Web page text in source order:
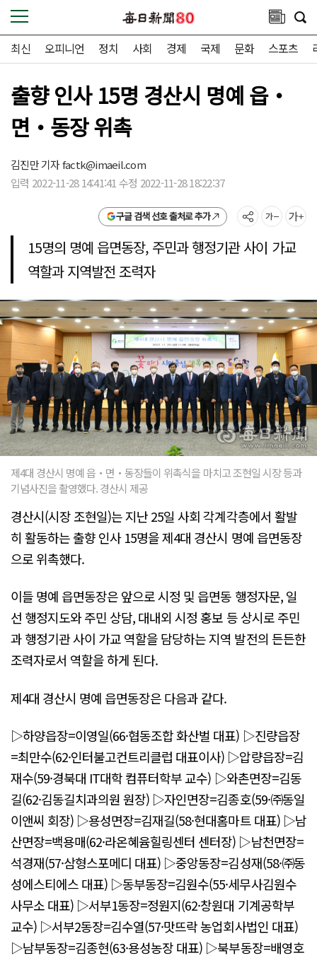
최신 오피니언 정치 사회 경제 국제 문화 스포츠
출향 인사 15명 경산시 명예 읍‧
면‧동장 위촉
김진만 기자factk@imaeil.com
입력 2022-11-28 14:41:41 수정 2022-11-28 18:22:37
구글 검색 선호 출처로 추가
15명의 명예 읍면동장, 주민과 행정기관 사이 가교
역할과 지역발전 조력자
제4대 경산시 명예 읍‧면‧동장들이 위촉식을 마치고 조현일 시장 등과
기념사진을 촬영했다. 경산시 제공
경산시(시장 조현일)는 지난 25일 사회 각계각층에서 활발
히 활동하는 출향 인사 15명을 제4대 경산시 명예 읍면동장
으로 위촉했다.
이들 명예 읍면동장은 앞으로 시정 및 읍면동 행정자문, 일
선 행정지도와 주민 상담, 대내외 시정 홍보 등 상시로 주민
과 행정기관 사이 가교 역할을 담당하는 지역 발전의 든든한
조력자로서 역할을 하게 된다.
제4대 경산시 명예 읍면동장은 다음과 같다.
▷하양읍장=이영일(66·협동조합 화산벌 대표) ▷진량읍장
=최만수(62·인터불고컨트리클럽 대표이사) ▷압량읍장=김
재수(59·경북대 IT대학 컴퓨터학부 교수) ▷와촌면장=김동
길(62·김동길치과의원 원장) ▷자인면장=김종호(59·㈜동일
이앤씨 회장) ▷용성면장=김재길(58·현대홈마트 대표) ▷남
산면장=백용매(62·라온혜윰힐링센터 센터장) ▷남천면장=
석경재(57·삼형스포메디 대표) ▷중앙동장=김성재(58·㈜동
성에스티에스 대표) ▷동부동장=김원수(55·세무사김원수
사무소 대표) ▷서부1동장=정원지(62·창원대 기계공학부
교수) ▷서부2동장=김수열(57·맛뜨락 농업회사법인 대표)
▷남부동장=김종현(63·용성농장 대표) ▷북부동장=배영호